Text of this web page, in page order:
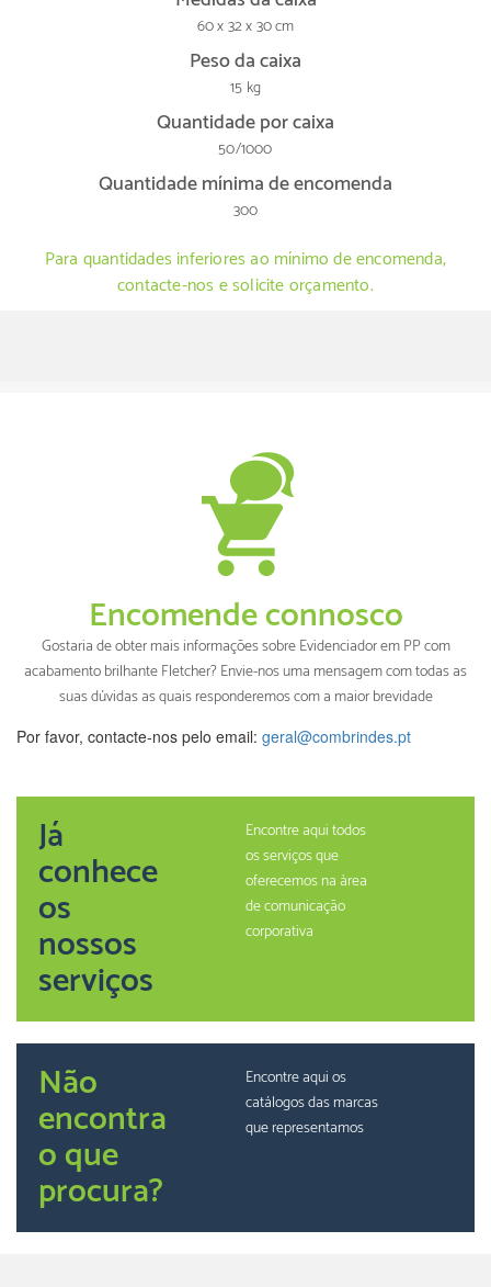
60 x 32 x 30 cm
Peso da caixa
15 kg
Quantidade por caixa
50/1000
Quantidade mínima de encomenda
300
Para quantidades inferiores ao mínimo de encomenda,
contacte-nos e solicite orçamento.
Encomende connosco
Gostaria de obter mais informações sobre Evidenciador em PP com
acabamento brilhante Fletcher? Envie-nos uma mensagem com todas as
suas dúvidas as quais responderemos com a maior brevidade
Por favor, contacte-nos pelo email: geral@combrindes.pt
Já
conhece
os
nossos
serviços
Encontre aqui todos
os serviços que
oferecemos na àrea
de comunicação
corporativa
Não
encontra
o que
procura?
Encontre aqui os
catálogos das marcas
que representamos